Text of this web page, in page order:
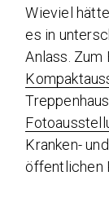
Wieviel
es in
Anlass. Zum
Kranken-
öffentlichen